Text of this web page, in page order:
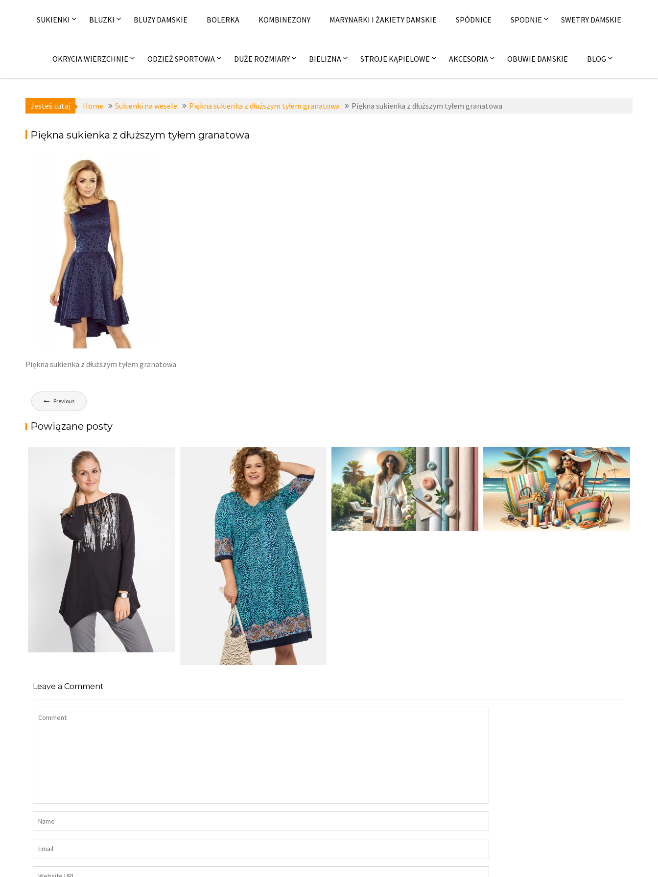
SUKIENKI BLUZKI BLUZY DAMSKIE BOLERKA KOMBINEZONY MARYNARKI I ŻAKIETY DAMSKIE SPÓDNICE SPODNIE SWETRY DAMSKIE
OKRYCIA WIERZCHNIE ODZIEŻ SPORTOWA DUŻE ROZMIARY BIELIZNA STROJE KĄPIELOWE AKCESORIA OBUWIE DAMSKIE BLOG
Jesteś tutaj Home Sukienki na wesele Piękna sukienka z dłuższym tyłem granatowa Piękna sukienka z dłuższym tyłem granatowa
Piękna sukienka z dłuższym tyłem granatowa
Piękna sukienka z dłuższym tyłem granatowa
Nawigacja
wpisu
Previous
Powiązane posty
BOKAMI I CEKINAMI CZARNY
Leave a Comment